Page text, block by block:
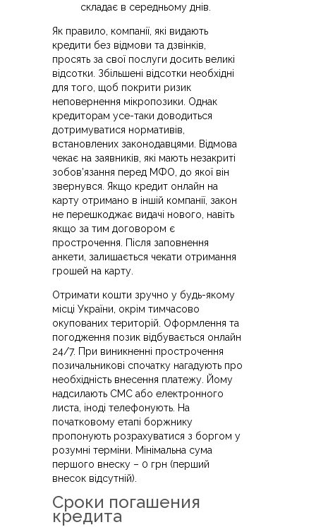
складає в середньому днів.
Як правило, компанії, які видають
кредити без відмови та дзвінків,
просять за свої послуги досить великі
відсотки. Збільшені відсотки необхідні
для того, щоб покрити ризик
неповернення мікропозики. Однак
кредиторам усе-таки доводиться
дотримуватися нормативів,
встановлених законодавцями. Відмова
чекає на заявників, які мають незакриті
зобов’язання перед МФО, до якої він
звернувся. Якщо кредит онлайн на
карту отримано в іншій компанії, закон
не перешкоджає видачі нового, навіть
якщо за тим договором є
прострочення. Після заповнення
анкети, залишається чекати отримання
грошей на карту.
Отримати кошти зручно у будь-якому
місці України, окрім тимчасово
окупованих територій. Оформлення та
погодження позик відбувається онлайн
24/7. При виникненні прострочення
позичальникові спочатку нагадують про
необхідність внесення платежу. Йому
надсилають СМС або електронного
листа, іноді телефонують. На
початковому етапі боржнику
пропонують розрахуватися з боргом у
розумні терміни. Мінімальна сума
першого внеску – 0 грн (перший
внесок відсутній).
Сроки погашения
кредита